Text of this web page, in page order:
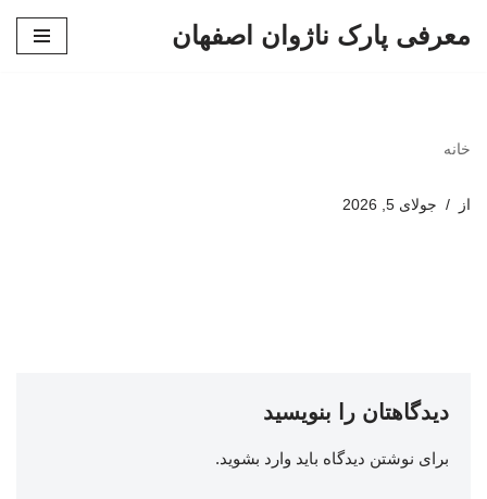
معرفی پارک ناژوان اصفهان
خانه
از جولای 5, 2026
دیدگاهتان را بنویسید
برای نوشتن دیدگاه باید وارد بشوید.